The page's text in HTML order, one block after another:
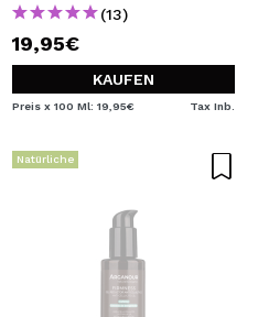
(13)
19,95€
KAUFEN
Preis x 100 Ml: 19,95€ Tax Inb.
Natürliche